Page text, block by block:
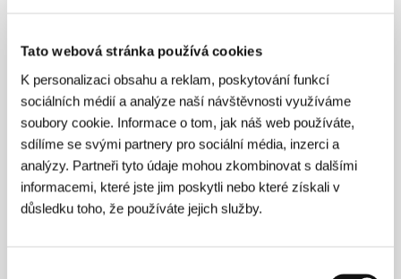
Tato webová stránka používá cookies
K personalizaci obsahu a reklam, poskytování funkcí
sociálních médií a analýze naší návštěvnosti využíváme
soubory cookie. Informace o tom, jak náš web používáte,
sdílíme se svými partnery pro sociální média, inzerci a
analýzy. Partneři tyto údaje mohou zkombinovat s dalšími
informacemi, které jste jim poskytli nebo které získali v
důsledku toho, že používáte jejich služby.
Milady Horákové 383/79, 170 00, Praha 7
Tel: +420 224 947 566
E-mail:info@aerofilms.cz
Hosté